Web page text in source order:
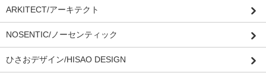
ARKITECT/アーキテクト
NOSENTIC/ノーセンティック
ひさおデザイン/HISAO DESIGN